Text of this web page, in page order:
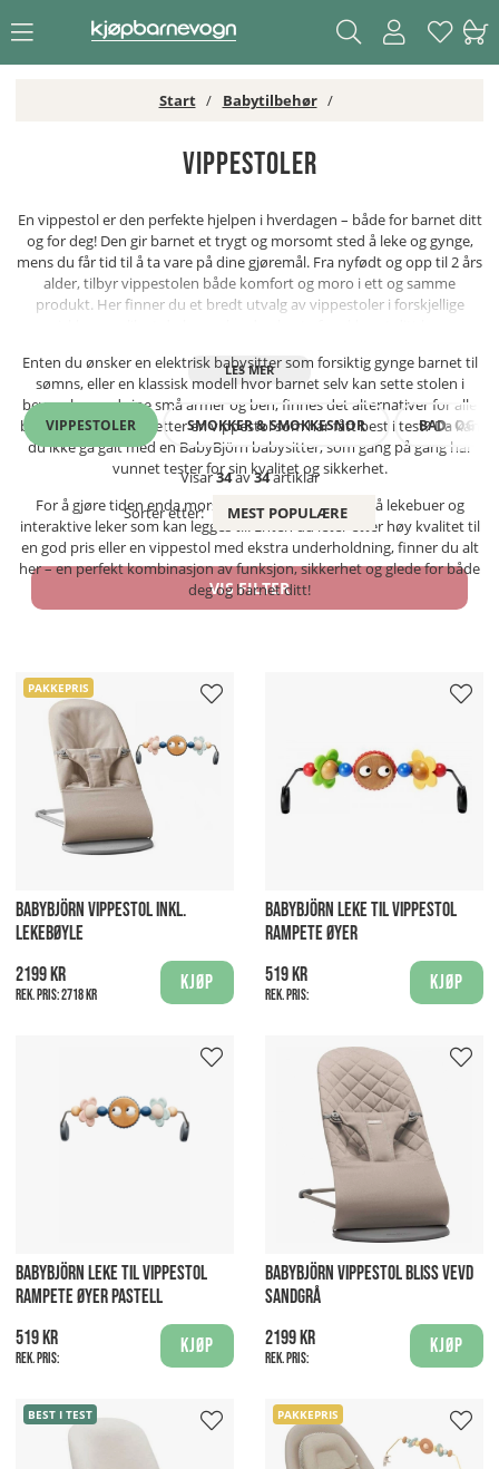
Start Babytilbehør
Vippestoler
En vippestol er den perfekte hjelpen i hverdagen – både for barnet ditt
og for deg! Den gir barnet et trygt og morsomt sted å leke og gynge,
mens du får tid til å ta vare på dine gjøremål. Fra nyfødt og opp til 2 års
alder, tilbyr vippestolen både komfort og moro i ett og samme
produkt. Her finner du et bredt utvalg av vippestoler i forskjellige
Enten du ønsker en elektrisk babysitter som forsiktig gynge barnet til
sømns, eller en klassisk modell hvor barnet selv kan sette stolen i
bevegelse med sine små armer og ben, finnes det alternativer for alle
behov. Er du på jakt etter en vippestol som har fått best i test? Da kan
du ikke gå galt med en BabyBjörn babysitter, som gang på gang har
vunnet tester for sin kvalitet og sikkerhet.
For å gjøre tiden enda morsommere, finnes det også lekebuer og
interaktive leker som kan legges til. Enten du leter etter høy kvalitet til
en god pris eller en vippestol med ekstra underholdning, finner du alt
her – en perfekt kombinasjon av funksjon, sikkerhet og glede for både
deg og barnet ditt!
VIPPESTOLER SMOKKER & SMOKKESNOR BAD- OG
Visar34av34artiklar
Sorter etter:
MEST POPULÆRE
VIS FILTER
PAKKEPRIS
BABYBJÖRN VIPPESTOL INKL.
LEKEBØYLE
2199 kr
Rek. pris:2718 kr
Kjøp
BABYBJÖRN LEKE TIL VIPPESTOL
RAMPETE ØYER
519 kr
Rek. pris:
Kjøp
BABYBJÖRN LEKE TIL VIPPESTOL
RAMPETE ØYER PASTELL
519 kr
Rek. pris:
Kjøp
BABYBJÖRN VIPPESTOL BLISS VEVD
SANDGRÅ
2199 kr
Rek. pris:
Kjøp
BEST I TEST PAKKEPRIS